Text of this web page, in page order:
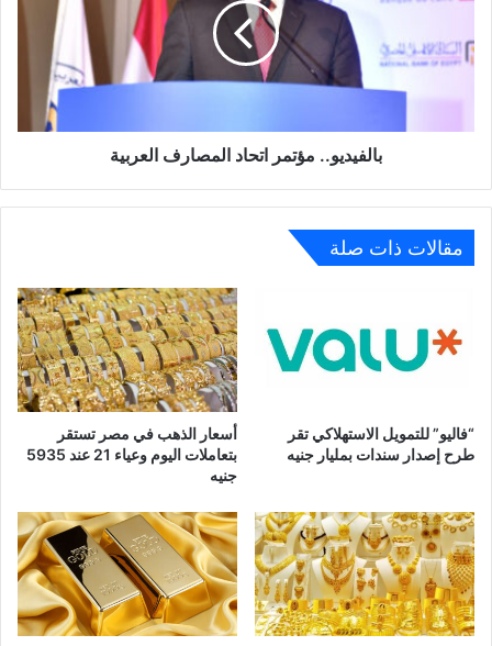
العربية
بالفيديو.. مؤتمر اتحاد المصارف العربية
مقالات ذات صلة
“فاليو” للتمويل الاستهلاكي تقر
طرح إصدار سندات بمليار جنيه
أسعار الذهب في مصر تستقر
بتعاملات اليوم وعياء 21 عند 5935
جنيه